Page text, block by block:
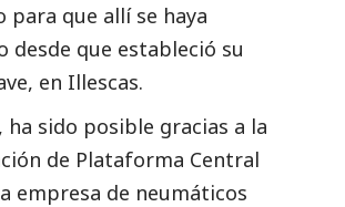
que allí se haya
desde que estableció su
en Illescas.
sido posible gracias a la
de Plataforma Central
empresa de neumáticos